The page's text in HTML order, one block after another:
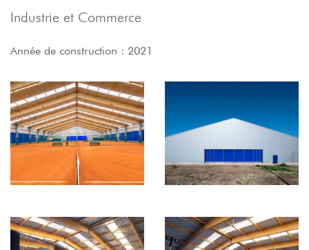
Industrie et Commerce
Année de construction : 2021